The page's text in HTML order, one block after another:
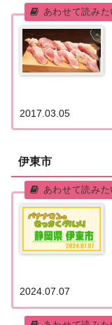
2017.03.05
伊東市
2024.07.07